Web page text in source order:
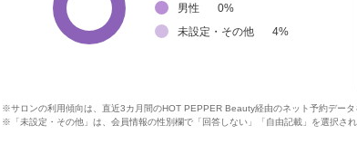
男性
0%
未設定・その他
4%
※サロンの利用傾向は、直近3カ月間のHOT PEPPER Beauty経由のネット予約データ
※「未設定・その他」は、会員情報の性別欄で「回答しない」「自由記載」を選択さ